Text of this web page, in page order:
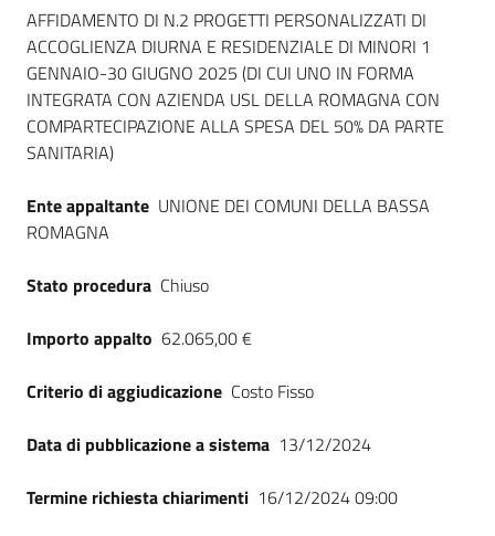
Piattaforme
telematiche
site
Seguici
su
Dati del bando
AFFIDAMENTO DI N.2 PROGETTI PERSONALIZZATI DI
ACCOGLIENZA DIURNA E RESIDENZIALE DI MINORI 1
GENNAIO-30 GIUGNO 2025 (DI CUI UNO IN FORMA
INTEGRATA CON AZIENDA USL DELLA ROMAGNA CON
COMPARTECIPAZIONE ALLA SPESA DEL 50% DA PARTE
SANITARIA)
Ente appaltante UNIONE DEI COMUNI DELLA BASSA
ROMAGNA
Stato procedura Chiuso
Importo appalto 62.065,00 €
Criterio di aggiudicazione Costo Fisso
Data di pubblicazione a sistema 13/12/2024
Termine richiesta chiarimenti 16/12/2024 09:00